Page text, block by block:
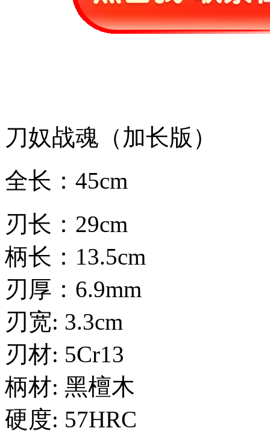
刀奴战魂（加长版）
全长：45cm
刃长：29cm
柄长：13.5cm
刃厚：6.9mm
刃宽: 3.3cm
刃材: 5Cr13
柄材: 黑檀木
硬度: 57HRC